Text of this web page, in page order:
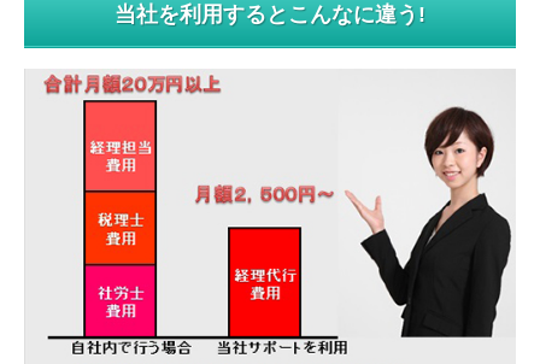
当社を利用するとこんなに違う!